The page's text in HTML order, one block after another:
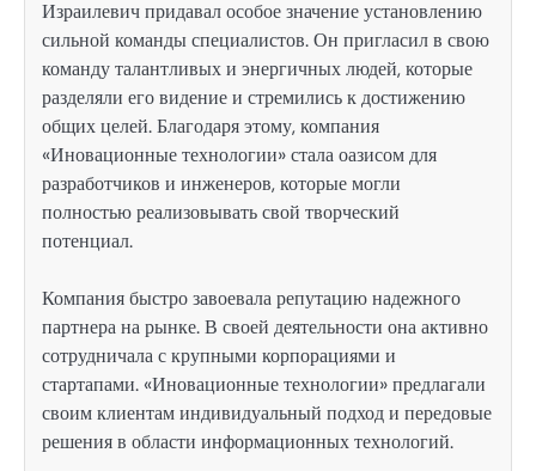
Израилевич придавал особое значение установлению
сильной команды специалистов. Он пригласил в свою
команду талантливых и энергичных людей, которые
разделяли его видение и стремились к достижению
общих целей. Благодаря этому, компания
«Иновационные технологии» стала оазисом для
разработчиков и инженеров, которые могли
полностью реализовывать свой творческий
потенциал.
Компания быстро завоевала репутацию надежного
партнера на рынке. В своей деятельности она активно
сотрудничала с крупными корпорациями и
стартапами. «Иновационные технологии» предлагали
своим клиентам индивидуальный подход и передовые
решения в области информационных технологий.